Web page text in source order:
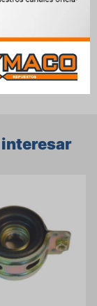
Marca
interesar